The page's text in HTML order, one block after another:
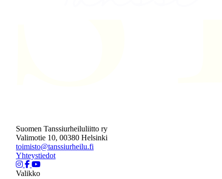
Suomen Tanssiurheiluliitto ry
Valimotie 10, 00380 Helsinki
toimisto@tanssiurheilu.fi
Yhteystiedot
Valikko